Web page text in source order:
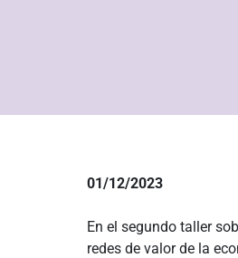
01/12/2023
En el segundo taller
redes de valor de la